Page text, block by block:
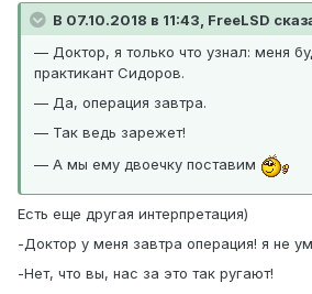
В 07.10.2018 в 11:43, FreeLSD
— Доктор, я только что узнал: меня
практикант Сидоров.
— Да, операция завтра.
— Так ведь зарежет!
— А мы ему двоечку поставим
Есть еще другая интерпретация)
-Доктор у меня завтра операция! я не
-Нет, что вы, нас за это так ругают!